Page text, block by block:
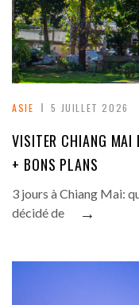
ASIE 5 JUILLET 2026
VISITER CHIANG MAI
+ BONS PLANS
3 jours à Chiang Mai:
décidé de
→